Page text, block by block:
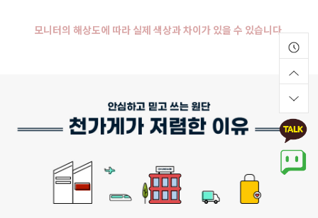
모니터의 해상도에 따라 실제 색상과 차이가 있을 수 있습니다.